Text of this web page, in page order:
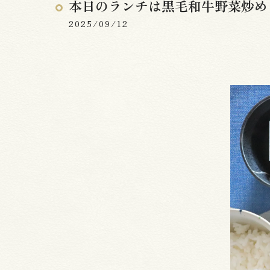
本日のランチは黒毛和牛野菜炒
2025/09/12